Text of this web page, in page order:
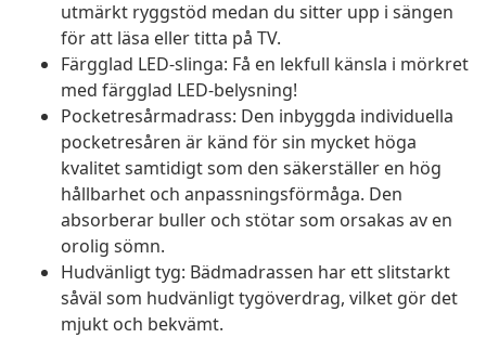
utmärkt ryggstöd medan du sitter upp i sängen
för att läsa eller titta på TV.
Färgglad LED-slinga: Få en lekfull känsla i mörkret
med färgglad LED-belysning!
Pocketresårmadrass: Den inbyggda individuella
pocketresåren är känd för sin mycket höga
kvalitet samtidigt som den säkerställer en hög
hållbarhet och anpassningsförmåga. Den
absorberar buller och stötar som orsakas av en
orolig sömn.
Hudvänligt tyg: Bädmadrassen har ett slitstarkt
såväl som hudvänligt tygöverdrag, vilket gör det
mjukt och bekvämt.